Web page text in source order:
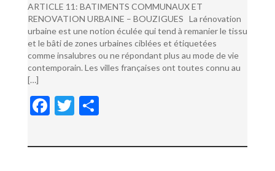
ARTICLE 11: BATIMENTS COMMUNAUX ET
RENOVATION URBAINE – BOUZIGUES La rénovation
urbaine est une notion éculée qui tend à remanier le tissu
et le bâti de zones urbaines ciblées et étiquetées
comme insalubres ou ne répondant plus au mode de vie
contemporain. Les villes françaises ont toutes connu au
[…]
F
e
T
itt ta